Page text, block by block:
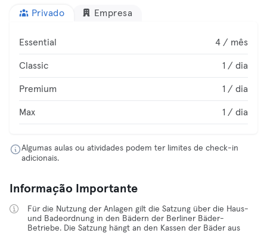
Privado Empresa
Essential 4 / mês
Classic 1 / dia
Premium 1 / dia
Max 1 / dia
Algumas aulas ou atividades podem ter limites de check-in
adicionais.
Informação Importante
Für die Nutzung der Anlagen gilt die Satzung über die Haus-
und Badeordnung in den Bädern der Berliner Bäder-
Betriebe. Die Satzung hängt an den Kassen der Bäder aus